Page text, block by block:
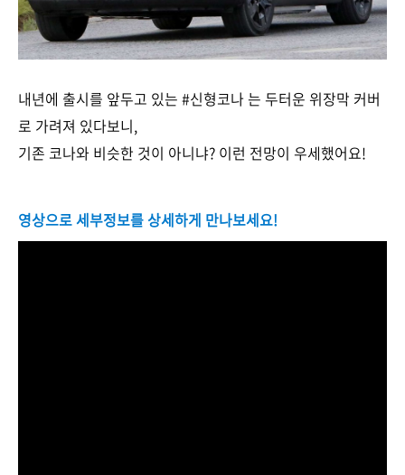
내년에 출시를 앞두고 있는 #신형코나 는 두터운 위장막 커버
로 가려져 있다보니,
기존 코나와 비슷한 것이 아니냐? 이런 전망이 우세했어요!
영상으로 세부정보를 상세하게 만나보세요!